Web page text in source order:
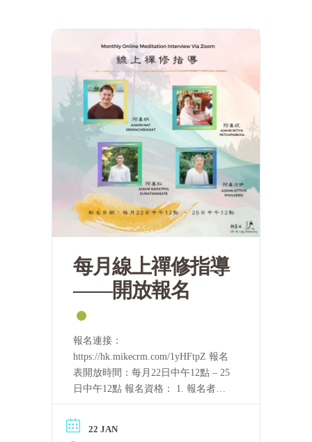
每月線上禪修指導
——開放報名
報名連接：
https://hk.mikecrm.com/1yHFtpZ 報名
表開放時間：每月22日中午12點 – 25
日中午12點 報名資格： 1. 報名者需
「泰國四念處禪修課程」的音頻，或
22 JAN